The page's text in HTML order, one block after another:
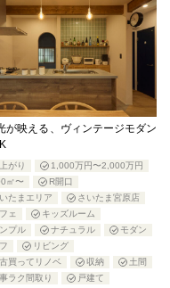
が映える、ヴィンテージモダン
がり
1,000万円〜2,000万円
㎡〜
R開口
たまエリア
さいたま宮原店
ェ
キッズルーム
プル
ナチュラル
モダン
リビング
買ってリノベ
収納
土間
ラク間取り
戸建て